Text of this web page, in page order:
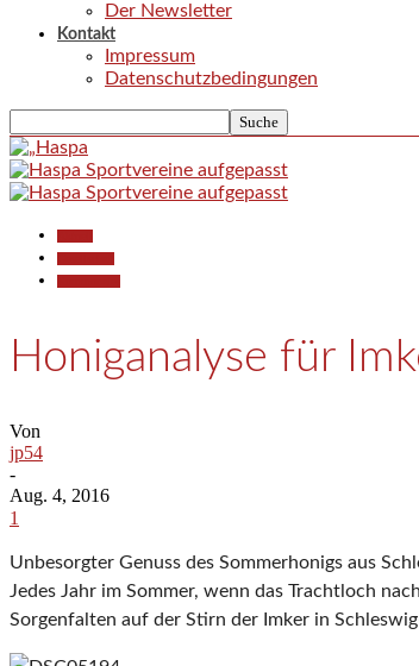
Der Newsletter
Kontakt
Impressum
Datenschutzbedingungen
Honiganalyse für
Von
jp54
-
Aug. 4, 2016
1
Unbesorgter Genuss des Sommerhonigs aus
Jedes Jahr im Sommer, wenn das Trachtloch
Sorgenfalten auf der Stirn der Imker in